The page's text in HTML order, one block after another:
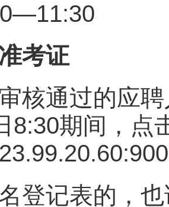
考证
核通过的应
8:30期间，点
登记表的，